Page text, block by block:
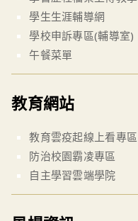
學生生涯輔導網
學校申訴專區(輔導室)
午餐菜單
教育網站
教育雲疫起線上看專區
防治校園霸凌專區
自主學習雲端學院